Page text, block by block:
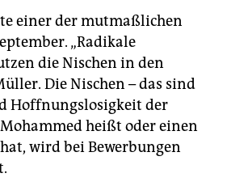
einer der mutmaßlichen
„Radikale
die Nischen in den
Die Nischen – das sind
Hoffnungslosigkeit der
heißt oder einen
wird bei Bewerbungen